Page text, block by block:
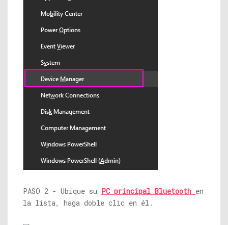
PASO 2 - Ubique su PC principal Bluetooth en
la lista, haga doble clic en él.